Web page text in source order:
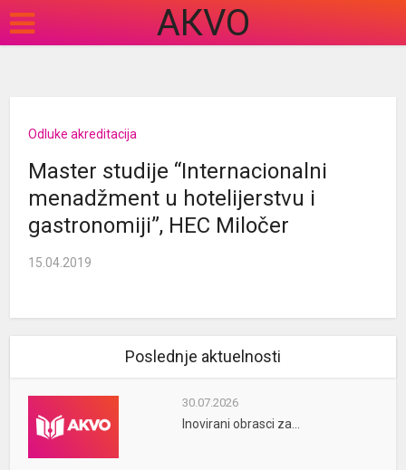
АКVO
Odluke akreditacija
Master studije “Internacionalni
menadžment u hotelijerstvu i
gastronomiji”, HEC Miločer
15.04.2019
Poslednje aktuelnosti
30.07.2026
Inovirani obrasci za...